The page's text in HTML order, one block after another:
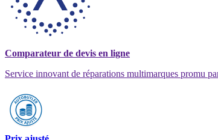
Comparateur de devis en ligne
Service innovant de réparations multimarques promu